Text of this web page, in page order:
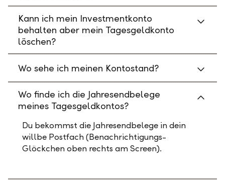
Kann ich mein Investmentkonto
behalten aber mein Tagesgeldkonto
löschen?
Wo sehe ich meinen Kontostand?
Wo finde ich die Jahresendbelege
meines Tagesgeldkontos?
Du bekommst die Jahresendbelege in dein
willbe Postfach (Benachrichtigungs-
Glöckchen oben rechts am Screen).